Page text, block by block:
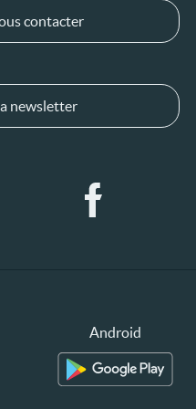
contacter
newsletter
Android